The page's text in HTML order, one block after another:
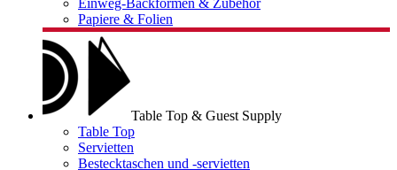
Einweg-Backformen & Zubehör
Papiere & Folien
Table Top & Guest Supply
Table Top
Servietten
Bestecktaschen und -servietten